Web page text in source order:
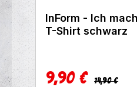
InForm - Ich
T-Shirt schwarz
Verkaufspreis:
9,90 € Regulärer
14,90 €